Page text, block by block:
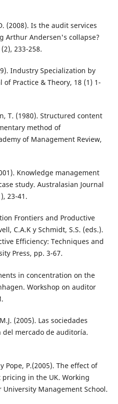
(2008). Is the audit services
Arthur Andersen's collapse?
233-258.
Industry Specialization by
Practice & Theory, 18 (1) 1-
T. (1980). Structured content
method of
of Management Review,
Knowledge management
study. Australasian Journal
23-41.
Frontiers and Productive
C.A.K y Schmidt, S.S. (eds.).
Efficiency: Techniques and
Press, pp. 3-67.
in concentration on the
Workshop on auditor
(2005). Las sociedades
del mercado de auditoría.
Pope, P.(2005). The effect of
in the UK. Working
University Management School.